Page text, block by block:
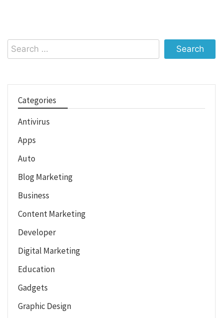
Search
for:
Categories
Antivirus
Apps
Auto
Blog Marketing
Business
Content Marketing
Developer
Digital Marketing
Education
Gadgets
Graphic Design